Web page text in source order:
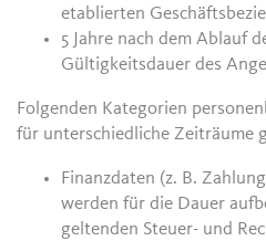
etablierten
5 Jahre nach dem Ablauf
Gültigkeitsdauer des
Folgenden Kategorien
für unterschiedliche Zeiträume
Finanzdaten (z. B.
werden für die Dauer
geltenden Steuer- und